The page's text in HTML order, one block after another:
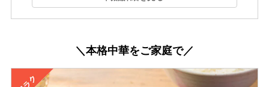
＼本格中華をご家庭で／